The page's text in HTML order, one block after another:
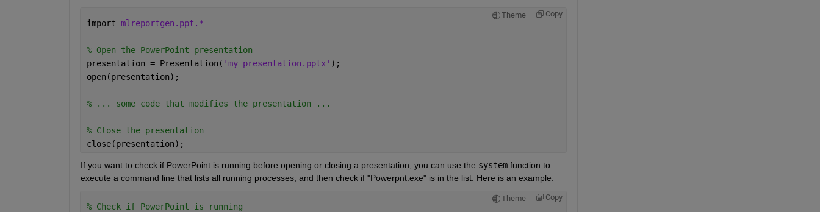
Theme Copy
import mlreportgen.ppt.*
% Open the PowerPoint presentation
presentation = Presentation( 'my_presentation.pptx' );
open(presentation);
% ... some code that modifies the presentation ...
% Close the presentation
close(presentation);
If you want to check if PowerPoint is running before opening or closing a presentation, you can use the system function to
execute a command line that lists all running processes, and then check if "Powerpnt.exe" is in the list. Here is an example:
Theme Copy
% Check if PowerPoint is running